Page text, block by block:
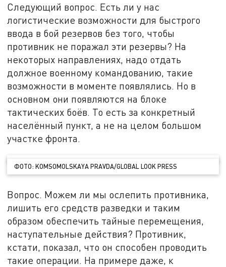
Следующий вопрос. Есть ли у нас
логистические возможности для быстрого
ввода в бой резервов без того, чтобы
противник не поражал эти резервы? На
некоторых направлениях, надо отдать
должное военному командованию, такие
возможности в моменте появлялись. Но в
основном они появляются на блоке
тактических боёв. То есть за конкретный
населённый пункт, а не на целом большом
участке фронта.
ФОТО: KOMSOMOLSKAYA PRAVDA/GLOBAL LOOK PRESS
Вопрос. Можем ли мы ослепить противника,
лишить его средств разведки и таким
образом обеспечить тайные перемещения,
наступательные действия? Противник,
кстати, показал, что он способен проводить
такие операции. На примере даже, к